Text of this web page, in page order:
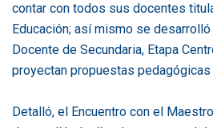
contar con todos sus docentes
Educación; así mismo se
Docente de Secundaria, Etapa
proyectan propuestas pedagógicas
Detalló, el Encuentro con el